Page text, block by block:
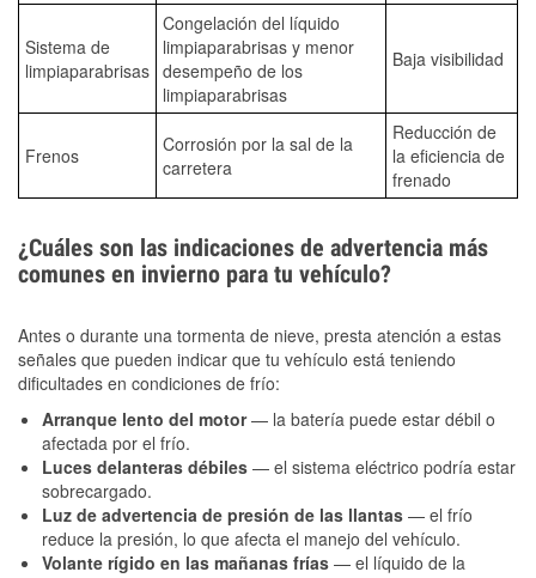
Sistema de
limpiaparabrisas
Congelación del líquido
limpiaparabrisas y menor
desempeño de los
limpiaparabrisas
Baja visibilidad
Frenos
Corrosión por la sal de la
carretera
Reducción de
la eficiencia de
frenado
¿Cuáles son las indicaciones de advertencia más
comunes en invierno para tu vehículo?
Antes o durante una tormenta de nieve, presta atención a estas
señales que pueden indicar que tu vehículo está teniendo
dificultades en condiciones de frío:
Arranque lento del motor— la batería puede estar débil o
afectada por el frío.
Luces delanteras débiles — el sistema eléctrico podría estar
sobrecargado.
Luz de advertencia de presión de las llantas — el frío
reduce la presión, lo que afecta el manejo del vehículo.
Volante rígido en las mañanas frías — el líquido de la